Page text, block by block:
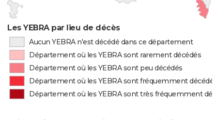
Les YEBRA par lieu de décès
Aucun YEBRA n'est décédé dans ce département
Département où les YEBRA sont rarement décédés
Département où les YEBRA sont peu décédés
Département où les YEBRA sont fréquemment décédés
Département où les YEBRA sont très fréquemment